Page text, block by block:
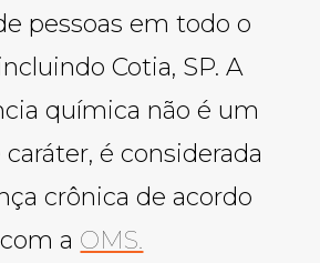
pessoas em todo o
Cotia, SP. A
química não é um
é considerada
crônica de acordo
com a OMS.